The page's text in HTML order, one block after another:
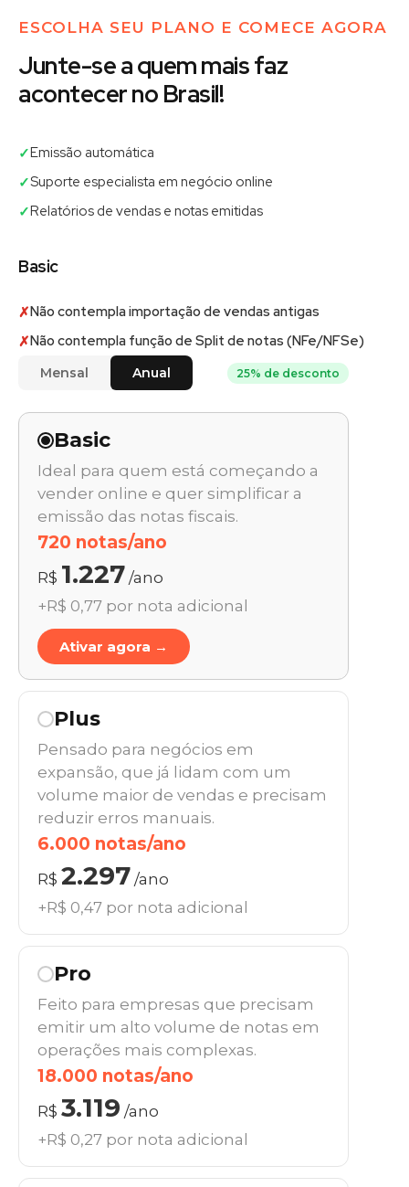
ESCOLHA SEU PLANO E COMECE AGORA
Junte-se a quem mais faz
acontecer no Brasil!
✓Emissão automática
✓Suporte especialista em negócio online
✓Relatórios de vendas e notas emitidas
Basic
✗Não contempla importação de vendas antigas
✗Não contempla função de Split de notas (NFe/NFSe)
Mensal Anual 25% de desconto
Basic
Ideal para quem está começando a
vender online e quer simplificar a
emissão das notas fiscais.
720 notas/ano
R$ 1.227 /ano
+R$ 0,77 por nota adicional
Ativar agora →
Plus
Pensado para negócios em
expansão, que já lidam com um
volume maior de vendas e precisam
reduzir erros manuais.
6.000 notas/ano
R$ 2.297 /ano
+R$ 0,47 por nota adicional
Pro
Feito para empresas que precisam
emitir um alto volume de notas em
operações mais complexas.
18.000 notas/ano
R$ 3.119 /ano
+R$ 0,27 por nota adicional